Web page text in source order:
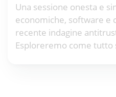
Una sessione onesta e
economiche, software e
recente indagine
Esploreremo come tutto